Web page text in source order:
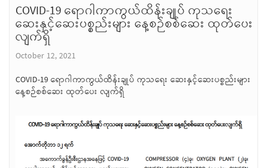
COVID-19 ရောဂါကာကွယ်ထိန်းချုပ် ကုသရေး
ဆေးနှင့်ဆေးပစ္စည်းများ နေ့စဉ်စစ်ဆေး ထုတ်ပေး
လျက်ရှိ
October 12, 2021
COVID-19 ရောဂါကာကွယ်ထိန်းချုပ် ကုသရေး ဆေးနှင့်ဆေးပစ္စည်းများ
နေ့စဉ်စစ်ဆေး ထုတ်ပေး လျက်ရှိ